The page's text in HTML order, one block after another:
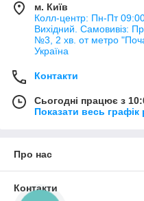
м. Київ
Колл-центр: Пн-Пт
Вихідний. Самовивіз:
№3, 2 хв. от метро
Україна
Контакти
Сьогодні працює з
Показати весь графік
Про нас
Контакти